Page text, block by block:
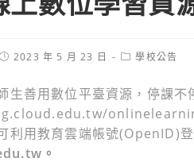
Post2023 年 5 月 23 日
Post學校公告
生善用數位平臺資源，停課不
利用教育雲端帳號(OpenID)
。